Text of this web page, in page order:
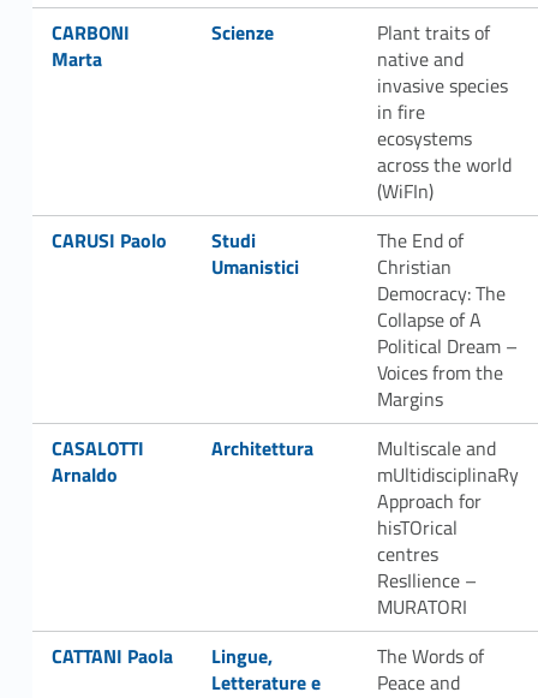
Link identifier #identifier__45879-15
CARBONI
Marta
Link identifier #identifier__104240-16
Scienze
Plant traits of
native and
invasive species
in fire
ecosystems
across the world
(WiFIn)
Link identifier #identifier__3571-17
CARUSI Paolo Link identifier #identifier__85755-18
Studi
Umanistici
The End of
Christian
Democracy: The
Collapse of A
Political Dream –
Voices from the
Margins
Link identifier #identifier__29486-19
CASALOTTI
Arnaldo
Link identifier #identifier__16143-20
Architettura
Multiscale and
mUltidisciplinaRy
Approach for
hisTOrical
centres
ResIlience –
MURATORI
Link identifier #identifier__60414-21
CATTANI Paola Link identifier #identifier__147606-22
Lingue,
Letterature e
The Words of
Peace and